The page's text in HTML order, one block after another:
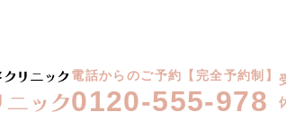
電話からのご予約【完全予約制】
0120-555-978